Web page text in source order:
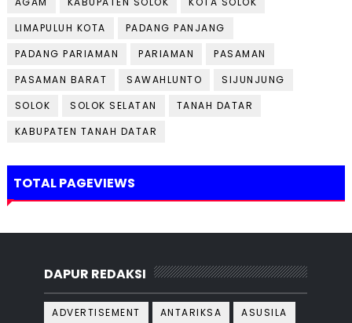
LIMAPULUH KOTA
PADANG PANJANG
PADANG PARIAMAN
PARIAMAN
PASAMAN
PASAMAN BARAT
SAWAHLUNTO
SIJUNJUNG
SOLOK
SOLOK SELATAN
TANAH DATAR
KABUPATEN TANAH DATAR
TOTAL PAGEVIEWS
DAPUR REDAKSI
ADVERTISEMENT ANTARIKSA
ASUSILA